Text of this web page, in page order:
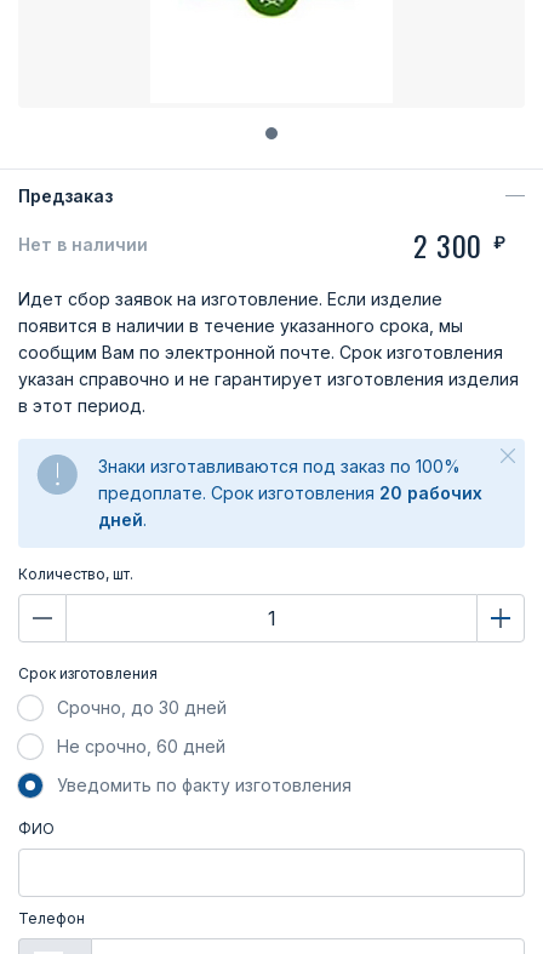
Предзаказ
Нет в наличии 2 300 ₽
Идет сбор заявок на изготовление. Если изделие
появится в наличии в течение указанного срока, мы
сообщим Вам по электронной почте. Срок изготовления
указан справочно и не гарантирует изготовления изделия
в этот период.
Знаки изготавливаются под заказ по 100%
предоплате. Срок изготовления 20 рабочих
дней.
Количество, шт.
Срок изготовления
Срочно, до 30 дней
Не срочно, 60 дней
Уведомить по факту изготовления
ФИО
Телефон